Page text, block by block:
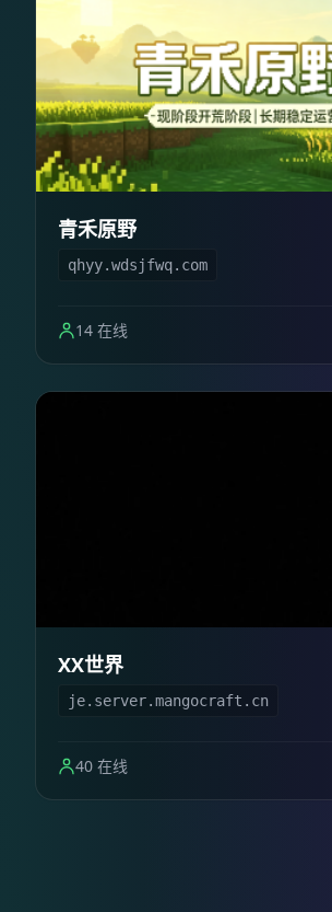
青禾原野
qhyy.wdsjfwq.com
14 在线
XX世界
je.server.mangocraft.cn
40 在线